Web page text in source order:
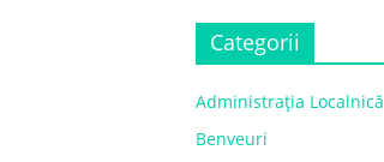
Categorii
Administrația Localnică
Benveuri